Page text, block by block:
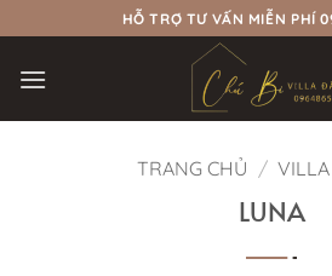
qua
nội
HỖ TRỢ TƯ VẤN MIỄN PHÍ
TRANG CHỦ /
LUNA